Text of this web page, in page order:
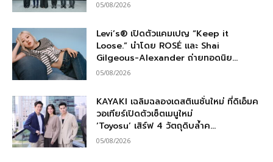
05/08/2026
Levi’s® เปิดตัวแคมเปญ “Keep it
Loose.” นำโดย ROSÉ และ Shai
Gilgeous-Alexander ถ่ายทอดนิย...
05/08/2026
KAYAKI เฉลิมฉลองเดสติเนชั่นใหม่ ที่ดิเอ็มค
วอเทียร์เปิดตัวเซ็ตเมนูใหม่
‘Toyosu’ เสิร์ฟ 4 วัตถุดิบล้ำค...
05/08/2026